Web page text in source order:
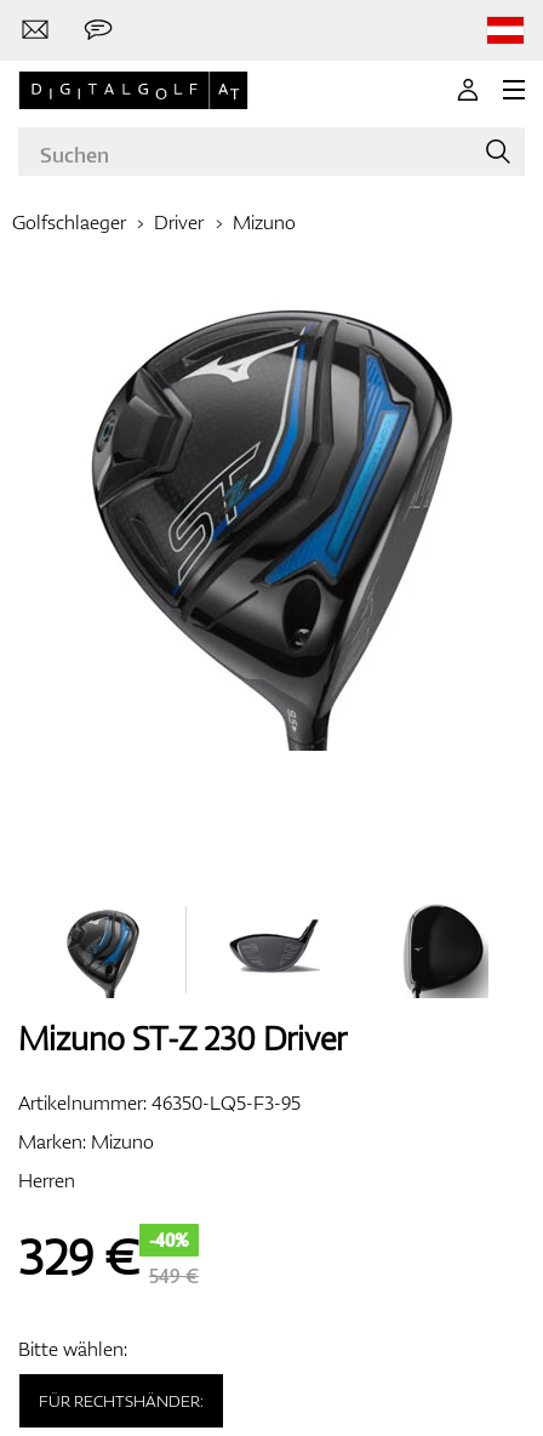
Golfschläger
Bekleidung
Handschuhe
Schuhe
Bags
Golfschlaeger Driver Mizuno
Mizuno ST-Z 230 Driver
Artikelnummer:46350-LQ5-F3-95
Marken: Mizuno
Herren
329€ -40%
549 €
Bitte wählen:
FÜR RECHTSHÄNDER: